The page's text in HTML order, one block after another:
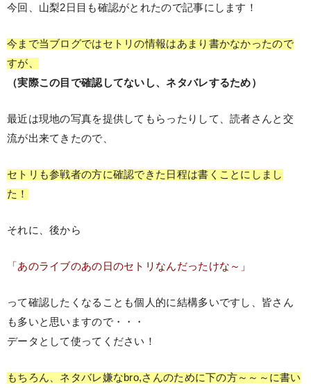
今回、山梨2日目も確認がとれたので記事にします！
今まで当ブログではセトリの情報はあまり書かなかったので
すが、
（実際この目で確認してないし、ネタバレするため）
最近は現地の写真を提供してもらったりして、読者さんと交
流が出来てきたので、
セトリも参戦者の方に確認できた日程は書くことにしまし
た！
それに、後から
「あのライブのあの日のセトリなんだったけな～」
って確認したくなることも個人的に結構多いですし、皆さん
も多いと思いますので・・・
データとして使ってください！
もちろん、ネタバレ嫌なbro,さんのために下の方～～～に書い